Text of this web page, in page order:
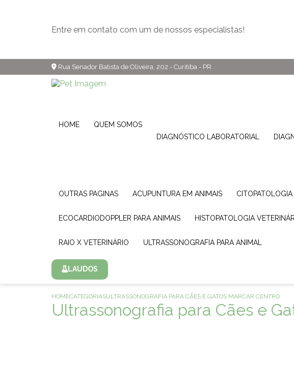
Entre em contato com um de nossos especialistas!
Rua Senador Batista de Oliveira, 202 - Curitiba - PR
HOME QUEM SOMOS
DIAGNÓSTICO LABORATORIAL
OUTRAS PAGINAS ACUPUNTURA EM ANIMAIS
ECOCARDIODOPPLER PARA ANIMAIS HISTOPATOLOGIA
RAIO X VETERINÁRIO ULTRASSONOGRAFIA PARA ANIMAL
LAUDOS
HOMECATEGORIASULTRASSONOGRAFIA PARA CÃES E GATOS MARCAR CENTRO
Ultrassonografia para Cães e